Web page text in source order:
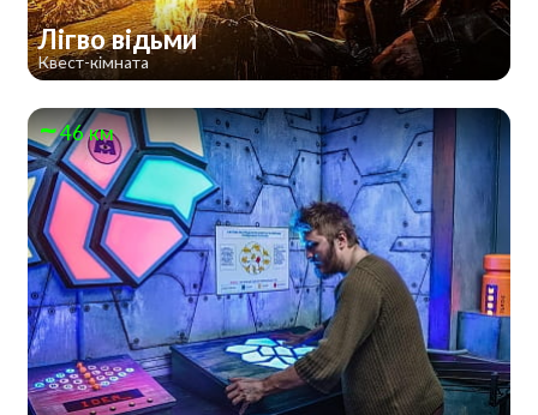
Лігво відьми
Квест-кімната
46 км